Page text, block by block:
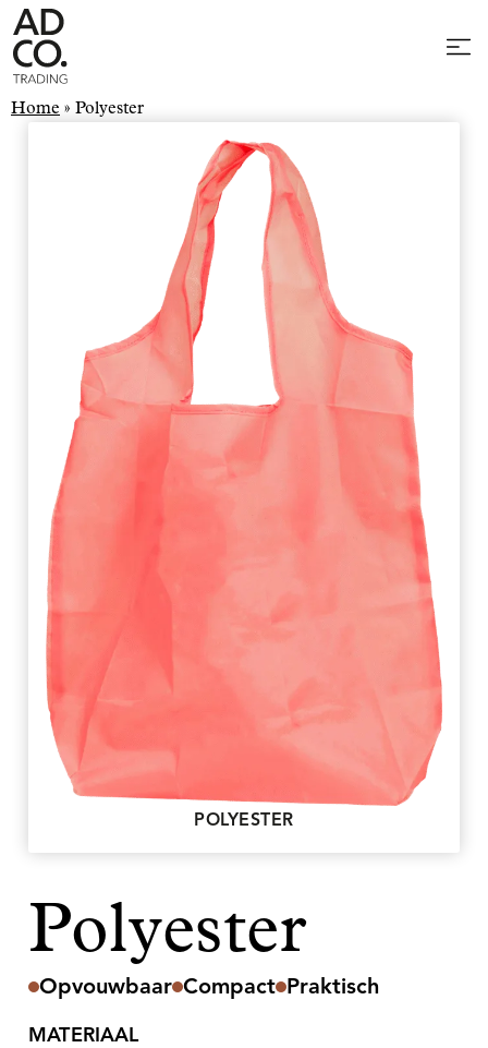
Home » Polyester
Polyester
Opvouwbaar Compact Praktisch
MATERIAAL
POLYESTER